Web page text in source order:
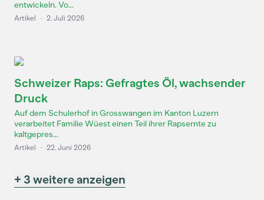
entwickeln. Vo...
Artikel · 2. Juli 2026
Schweizer Raps: Gefragtes Öl, wachsender
Druck
Auf dem Schulerhof in Grosswangen im Kanton Luzern
verarbeitet Familie Wüest einen Teil ihrer Rapsernte zu
kaltgepres...
Artikel · 22. Juni 2026
+ 3 weitere anzeigen